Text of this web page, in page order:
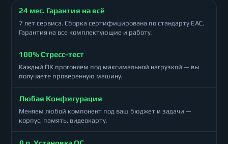
24 мес. Гарантия на всё
7 лет сервиса. Сборка сертифицирована по стандарту ЕАС.
Гарантия на все комплектующие и работу.
100% Стресс-тест
Каждый ПК прогоняем под максимальной нагрузкой — вы
получаете проверенную машину.
Любая Конфигурация
Меняем любой компонент под ваш бюджет и задачи —
корпус, память, видеокарту.